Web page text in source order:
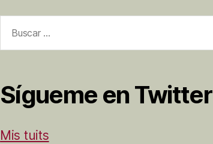
Sígueme en Twitter
Mis tuits